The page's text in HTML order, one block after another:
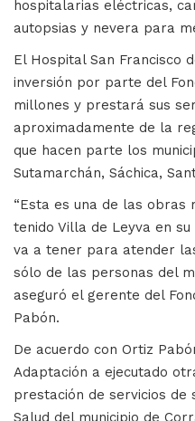
hospitalarias eléctricas,
autopsias y nevera para
El Hospital San Francisco
inversión por parte del
millones y prestará sus
aproximadamente de la
que hacen parte los
Sutamarchán, Sáchica,
“Esta es una de las obras
tenido Villa de Leyva en
va a tener para atender
sólo de las personas del
aseguró el gerente del
Pabón.
De acuerdo con Ortiz
Adaptación a ejecutado
prestación de servicios de
Salud del municipio de